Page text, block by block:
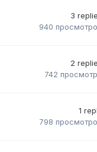
3
940
2
742
1
798